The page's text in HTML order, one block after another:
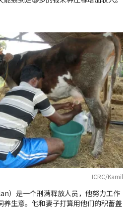
ICRC/Kamil
）是一个刑满释放人员，他努力工作
养生意。他和妻子打算用他们的积蓄盖